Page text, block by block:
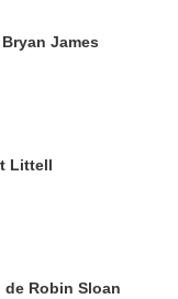
James
Littell
Robin Sloan